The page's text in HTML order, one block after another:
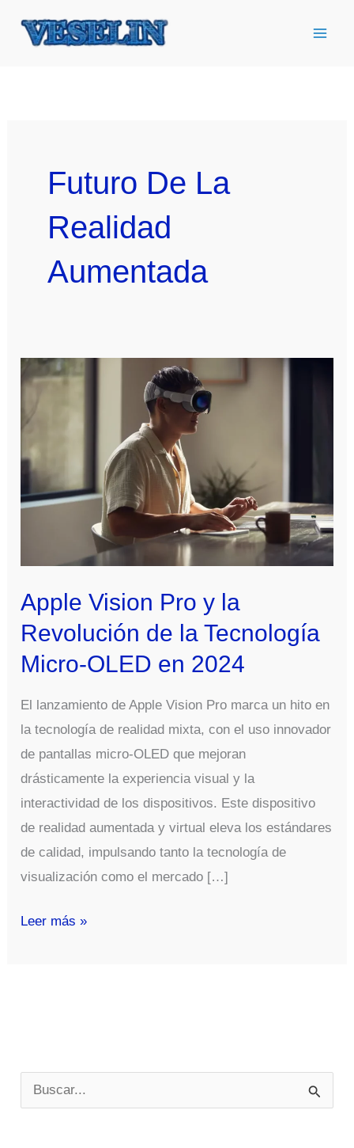
Futuro De La
Realidad
Aumentada
Apple Vision Pro y la
Revolución de la Tecnología
Micro-OLED en 2024
El lanzamiento de Apple Vision Pro marca un hito en
la tecnología de realidad mixta, con el uso innovador
de pantallas micro-OLED que mejoran
drásticamente la experiencia visual y la
interactividad de los dispositivos. Este dispositivo
de realidad aumentada y virtual eleva los estándares
de calidad, impulsando tanto la tecnología de
visualización como el mercado […]
Apple
Leer más »
u